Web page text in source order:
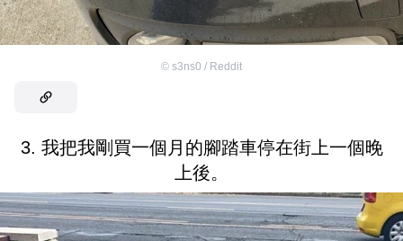
© s3ns0 / Reddit
3. 我把我剛買一個月的腳踏車停在街上一個晚
上後。